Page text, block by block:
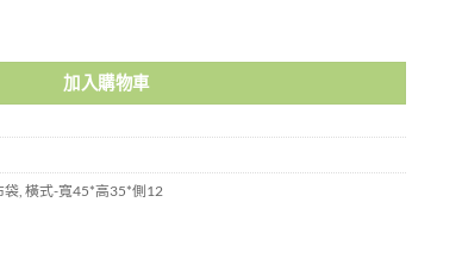
加入購物車
袋, 橫式-寬45*高35*側12